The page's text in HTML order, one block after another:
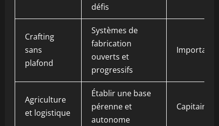
défis
Crafting
sans
plafond
Systèmes de
fabrication
ouverts et
progressifs
Important
Agriculture
et logistique
Établir une base
pérenne et
autonome
Capitaine